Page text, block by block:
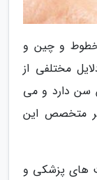
خطوط و چین و
مختلفی از
سن دارد و می
متخصص این
های پزشکی و